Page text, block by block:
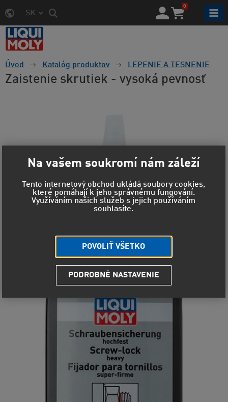
SK
0
Úvod Katalóg produktov LEPENIE A TESNENIE
Zaistenie skrutiek - vysoká pevnosť
Na vašem soukromí nám záleží
Tento internetový obchod ukládá soubory cookies,
které pomáhají k jeho správnému fungování.
Využíváním našich služeb s jejich používáním
souhlasíte.
POVOLIŤ VŠETKO
PODROBNÉ NASTAVENIE